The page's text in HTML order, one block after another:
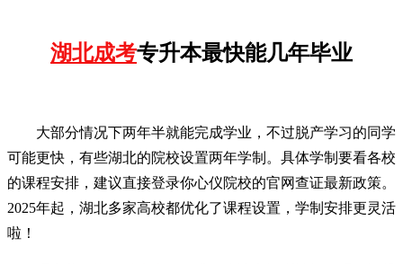
湖北成考专升本最快能几年毕业
大部分情况下两年半就能完成学业，不过脱产学习的同学
可能更快，有些湖北的院校设置两年学制。具体学制要看各校
的课程安排，建议直接登录你心仪院校的官网查证最新政策。
2025年起，湖北多家高校都优化了课程设置，学制安排更灵活
啦！